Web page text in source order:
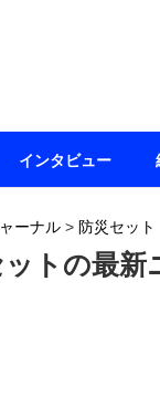
ーナル > 防災セット
ットの最新
インタビュー